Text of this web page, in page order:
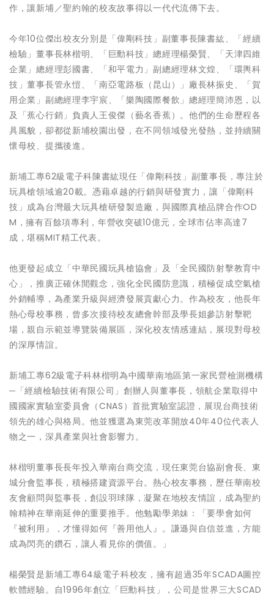
作，讓新埔／聖約翰的校友故事得以一代代流傳下去。
今年10位傑出校友分別是「偉剛科技」副董事長陳書紘、「經續
檢驗」董事長林楷明、「巨勳科技」總經理楊榮賢、「天津四維
企業」總經理彭國書、「和平電力」副總經理林文煌、「環輿科
技」董事長管永愷、「南亞電路板（昆山）」廠長林振史、「賀
用企業」副總經理李宇宸、「樂陶國際餐飲」總經理簡沛恩，以
及「蕉心行銷」負責人王俊傑（藝名香蕉）。他們的生命歷程各
具風貌，卻都從新埔校園出發，在不同領域發光發熱，並持續關
懷母校、提攜後進。
新埔工專62級電子科陳書紘現任「偉剛科技」副董事長，專注於
玩具槍領域逾20載。憑藉卓越的行銷與研發實力，讓「偉剛科
技」成為台灣最大玩具槍研發製造廠，與國際真槍品牌合作OD
M，擁有百餘項專利，年營收突破10億元，全球市佔率高達7
成，堪稱MIT精工代表。
他更發起成立「中華民國玩具槍協會」及「全民國防射擊教育中
心」，推廣正確休閒觀念，強化全民國防意識，積極促成空氣槍
外銷輔導，為產業升級與經濟發展貢獻心力。作為校友，他長年
熱心母校事務，曾多次接待校友總會幹部及學長姐參訪射擊靶
場，親自示範並導覽裝備展區，深化校友情感連結，展現對母校
的深厚情誼。
新埔工專62級電子科林楷明為中國華南地區第一家民營檢測機構
─「經續檢驗技術有限公司」創辦人與董事長，領航企業取得中
國國家實驗室委員會（CNAS）首批實驗室認證，展現台商技術
領先的雄心與格局。他並獲選為東莞改革開放40年40位代表人
物之一，深具產業與社會影響力。
林楷明董事長長年投入華南台商交流，現任東莞台協副會長、東
城分會監事長，積極搭建資源平台。熱心校友事務，歷任華南校
友會顧問與監事長，創設羽球隊，凝聚在地校友情誼，成為聖約
翰精神在華南延伸的重要推手。他勉勵學弟妹：「要學會如何
『被利用』，才懂得如何『善用他人』。謙遜與自信並進，方能
成為閃亮的鑽石，讓人看見你的價值。」
楊榮賢是新埔工專64級電子科校友，擁有超過35年SCADA圖控
軟體經驗。自1996年創立「巨勳科技」，公司是世界三大SCAD